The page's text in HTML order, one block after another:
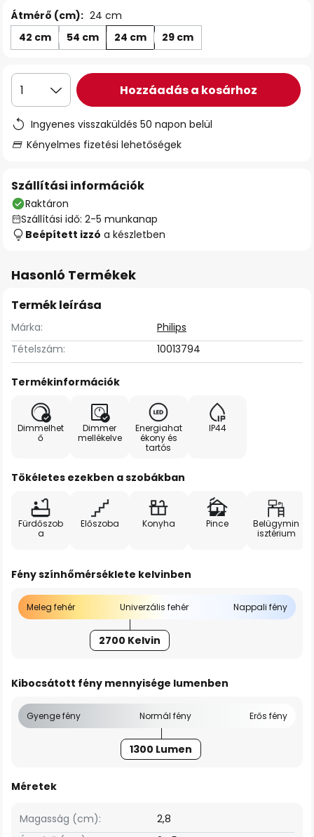
Átmérő (cm): 24 cm
42 cm
54 cm 24 cm 29 cm
1 Hozzáadás a kosárhoz
Ingyenes visszaküldés 50 napon belül
Kényelmes fizetési lehetőségek
Szállítási információk
Raktáron
Szállítási idő: 2-5 munkanap
Beépített izzó a készletben
Hasonló Termékek
Termék leírása
Márka:
Philips
Tételszám:
10013794
Termékinformációk
Dimmelhet
ő
Dimmer
mellékelve
Energiahat
ékony és
tartós
IP44
Tökéletes ezekben a szobákban
Fürdőszob
a
Előszoba Konyha Pince
Belügymin
isztérium
Fény színhőmérséklete kelvinben
Meleg fehér Univerzális fehér Nappali fény
2700 Kelvin
Kibocsátott fény mennyisége lumenben
Gyenge fény Normál fény Erős fény
1300 Lumen
Méretek
Magasság (cm):
2,8